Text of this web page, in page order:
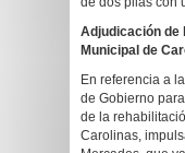
Adjudicación de
Municipal de
En referencia a
de Gobierno
de la
Carolinas,